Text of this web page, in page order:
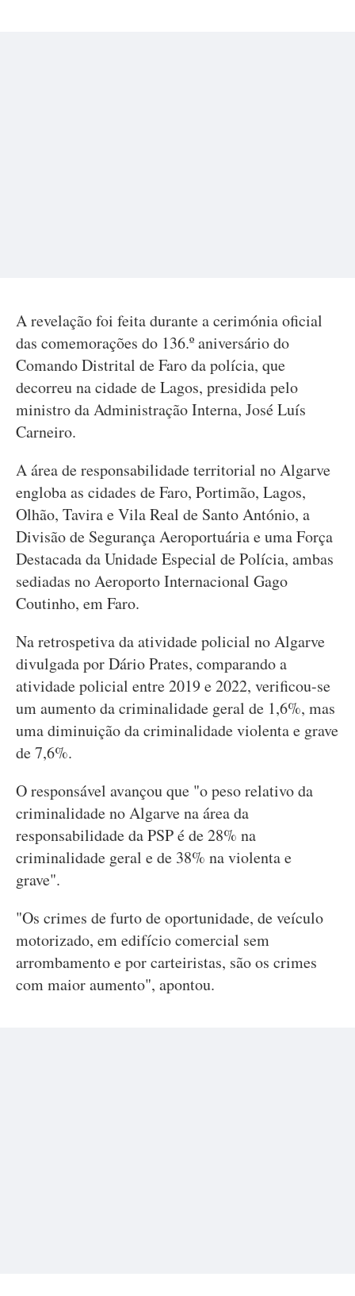
A revelação foi feita durante a cerimónia oficial
das comemorações do 136.º aniversário do
Comando Distrital de Faro da polícia, que
decorreu na cidade de Lagos, presidida pelo
ministro da Administração Interna, José Luís
Carneiro.
A área de responsabilidade territorial no Algarve
engloba as cidades de Faro, Portimão, Lagos,
Olhão, Tavira e Vila Real de Santo António, a
Divisão de Segurança Aeroportuária e uma Força
Destacada da Unidade Especial de Polícia, ambas
sediadas no Aeroporto Internacional Gago
Coutinho, em Faro.
Na retrospetiva da atividade policial no Algarve
divulgada por Dário Prates, comparando a
atividade policial entre 2019 e 2022, verificou-se
um aumento da criminalidade geral de 1,6%, mas
uma diminuição da criminalidade violenta e grave
de 7,6%.
O responsável avançou que "o peso relativo da
criminalidade no Algarve na área da
responsabilidade da PSP é de 28% na
criminalidade geral e de 38% na violenta e
grave".
"Os crimes de furto de oportunidade, de veículo
motorizado, em edifício comercial sem
arrombamento e por carteiristas, são os crimes
com maior aumento", apontou.